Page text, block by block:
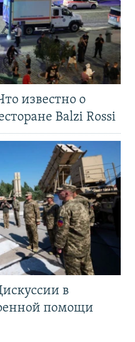
известно о
Balzi Rossi
в
помощи